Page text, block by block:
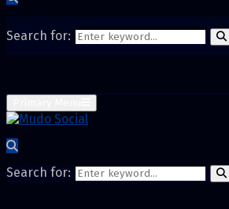
Search for:
Search for: